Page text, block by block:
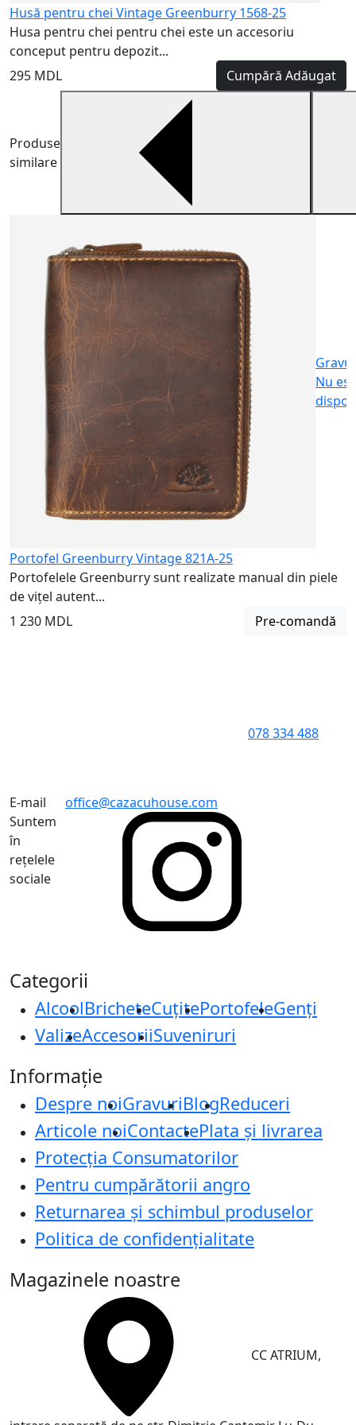
Husă pentru chei Vintage Greenburry 1568-25
Husa pentru chei pentru chei este un accesoriu
conceput pentru depozit...
295 MDL
Cumpără Adăugat
Produse
similare
Nu
Portofel Greenburry Vintage 821A-25
Portofelele Greenburry sunt realizate manual din piele
de vițel autent...
1 230 MDL
Pre-comandă
078 334 488
E-mail
office@cazacuhouse.com
Suntem
în
rețelele
sociale
Categorii
AlcoolBricheteCuțitePortofeleGenți
ValizeAccesoriiSuveniruri
Informație
Despre noiGravuriBlogReduceri
Articole noiContactePlata și livrarea
Protecţia Consumatorilor
Pentru cumpărătorii angro
Returnarea și schimbul produselor
Politica de confidențialitate
Magazinele noastre
CC ATRIUM,